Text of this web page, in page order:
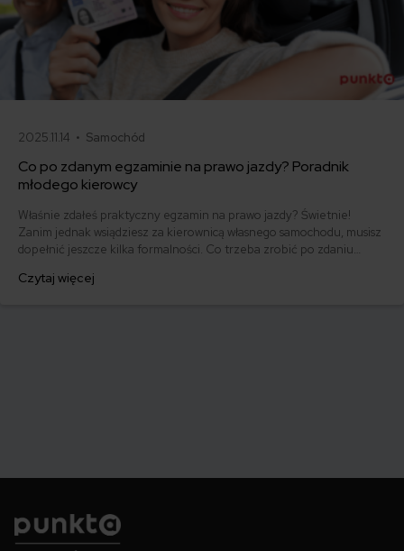
2025.11.14 • Samochód
Co po zdanym egzaminie na prawo jazdy? Poradnik
młodego kierowcy
Właśnie zdałeś praktyczny egzamin na prawo jazdy? Świetnie!
Zanim jednak wsiądziesz za kierownicą własnego samochodu, musisz
dopełnić jeszcze kilka formalności. Co trzeba zrobić po zdaniu
którym szybko załatwisz sprawy urzędowe i będziesz mógł prowadzić
Czytaj więcej